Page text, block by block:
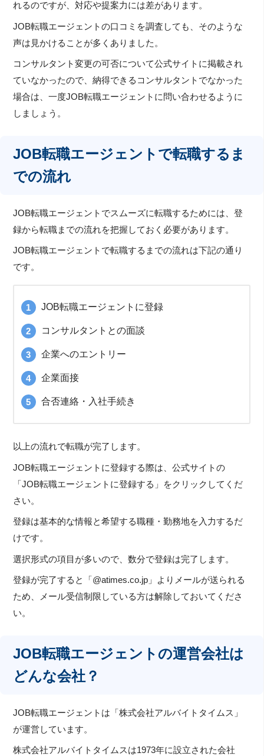
れるのですが、対応や提案力には差があります。
JOB転職エージェントの口コミを調査しても、そのような
声は見かけることが多くありました。
コンサルタント変更の可否について公式サイトに掲載され
ていなかったので、納得できるコンサルタントでなかった
場合は、一度JOB転職エージェントに問い合わせるように
しましょう。
JOB転職エージェントで転職するま
での流れ
JOB転職エージェントでスムーズに転職するためには、登
録から転職までの流れを把握しておく必要があります。
JOB転職エージェントで転職するまでの流れは下記の通り
です。
JOB転職エージェントに登録
コンサルタントとの面談
企業へのエントリー
企業面接
合否連絡・入社手続き
以上の流れで転職が完了します。
JOB転職エージェントに登録する際は、公式サイトの
「JOB転職エージェントに登録する」をクリックしてくだ
さい。
登録は基本的な情報と希望する職種・勤務地を入力するだ
けです。
選択形式の項目が多いので、数分で登録は完了します。
登録が完了すると「@atimes.co.jp」よりメールが送られる
ため、メール受信制限している方は解除しておいてくださ
い。
JOB転職エージェントの運営会社は
どんな会社？
JOB転職エージェントは「株式会社アルバイトタイムス」
が運営しています。
株式会社アルバイトタイムスは1973年に設立された会社